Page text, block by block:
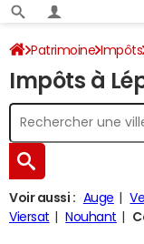
Patrimoine Impôts
Impôt sur le revenu
Impôts à
Voir aussi : Auge
Viersat
Nouhant